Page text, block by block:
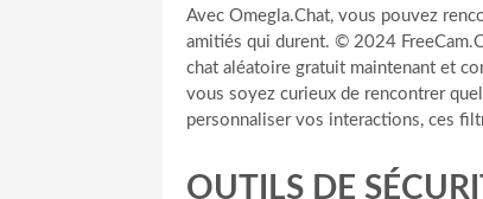
Avec Omegla.Chat, vous pouvez
amitiés qui durent. © 2024
chat aléatoire gratuit maintenant et
vous soyez curieux de rencontrer
personnaliser vos interactions, ces
OUTILS DE